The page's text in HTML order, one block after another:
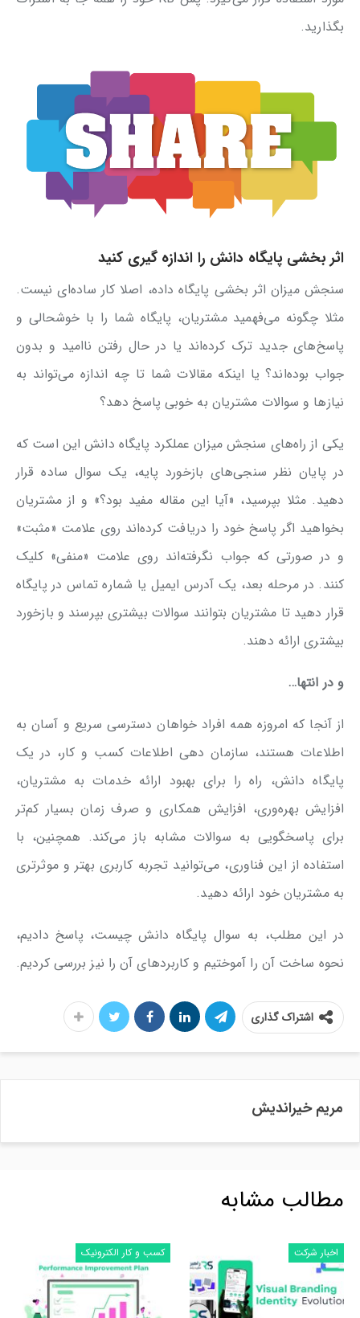
بگذارید.
اثر بخشی پایگاه دانش را اندازه گیری کنید
سنجش میزان اثر بخشی پایگاه داده، اصلا کار ساده‌ای نیست.
مثلا چگونه می‌فهمید مشتریان، پایگاه شما را با خوشحالی و
پاسخ‌های جدید ترک کرده‌اند یا در حال رفتن ناامید و بدون
جواب بوده‌اند؟ یا اینکه مقالات شما تا چه اندازه می‌تواند به
نیازها و سوالات مشتریان به خوبی پاسخ دهد؟
یکی از راه‌های سنجش میزان عملکرد پایگاه دانش این است که
در پایان نظر سنجی‌های بازخورد پایه، یک سوال ساده قرار
دهید. مثلا بپرسید، «آیا این مقاله مفید بود؟» و از مشتریان
بخواهید اگر پاسخ خود را دریافت کرده‌اند روی علامت «مثبت»
و در صورتی که جواب نگرفته‌اند روی علامت «منفی» کلیک
کنند. در مرحله بعد، یک آدرس ایمیل یا شماره تماس در پایگاه
قرار دهید تا مشتریان بتوانند سوالات بیشتری بپرسند و بازخورد
بیشتری ارائه دهند.
و در انتها…
از آنجا که امروزه همه افراد خواهان دسترسی سریع و آسان به
اطلاعات هستند، سازمان دهی اطلاعات کسب و کار، در یک
پایگاه دانش، راه را برای بهبود ارائه خدمات به مشتریان،
افزایش بهره‌وری، افزایش همکاری و صرف زمان بسیار کم‌تر
برای پاسخگویی به سوالات مشابه باز می‌کند. همچنین، با
استفاده از این فناوری، می‌توانید تجربه کاربری بهتر و موثرتری
به مشتریان خود ارائه دهید.
در این مطلب، به سوال پایگاه دانش چیست، پاسخ دادیم،
نحوه ساخت آن را آموختیم و کاربردهای آن را نیز بررسی کردیم.
اشتراک گذاری
مریم خیراندیش
مطالب مشابه
اخبار شرکت کسب و کار الکترونیک